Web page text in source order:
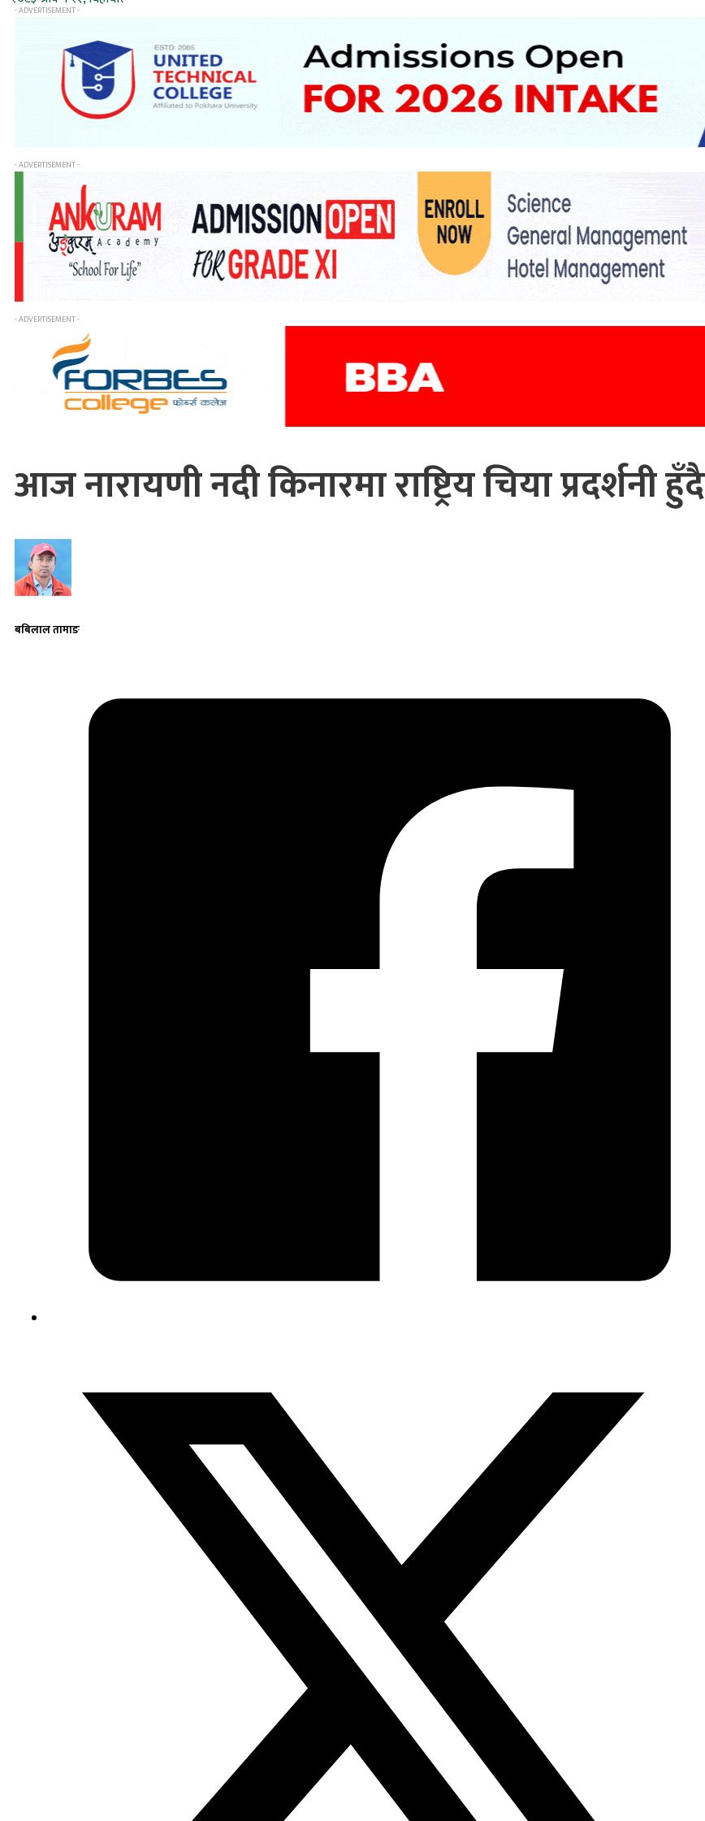
- ADVERTISEMENT -
- ADVERTISEMENT -
- ADVERTISEMENT -
आज नारायणी नदी किनारमा राष्ट्रिय चिया प्रदर्शनी हुँदै
बबिलाल तामाङ